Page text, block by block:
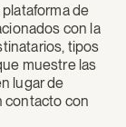
de
con la
tipos
muestre las
lugar de
contacto con